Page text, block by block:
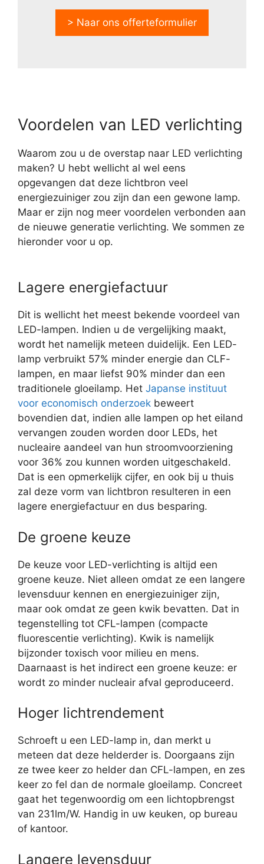
> Naar ons offerteformulier
Voordelen van LED verlichting
Waarom zou u de overstap naar LED verlichting
maken? U hebt wellicht al wel eens
opgevangen dat deze lichtbron veel
energiezuiniger zou zijn dan een gewone lamp.
Maar er zijn nog meer voordelen verbonden aan
de nieuwe generatie verlichting. We sommen ze
hieronder voor u op.
Lagere energiefactuur
Dit is wellicht het meest bekende voordeel van
LED-lampen. Indien u de vergelijking maakt,
wordt het namelijk meteen duidelijk. Een LED-
lamp verbruikt 57% minder energie dan CLF-
lampen, en maar liefst 90% minder dan een
traditionele gloeilamp. Het Japanse instituut
voor economisch onderzoek beweert
bovendien dat, indien alle lampen op het eiland
vervangen zouden worden door LEDs, het
nucleaire aandeel van hun stroomvoorziening
voor 36% zou kunnen worden uitgeschakeld.
Dat is een opmerkelijk cijfer, en ook bij u thuis
zal deze vorm van lichtbron resulteren in een
lagere energiefactuur en dus besparing.
De groene keuze
De keuze voor LED-verlichting is altijd een
groene keuze. Niet alleen omdat ze een langere
levensduur kennen en energiezuiniger zijn,
maar ook omdat ze geen kwik bevatten. Dat in
tegenstelling tot CFL-lampen (compacte
fluorescentie verlichting). Kwik is namelijk
bijzonder toxisch voor milieu en mens.
Daarnaast is het indirect een groene keuze: er
wordt zo minder nucleair afval geproduceerd.
Hoger lichtrendement
Schroeft u een LED-lamp in, dan merkt u
meteen dat deze helderder is. Doorgaans zijn
ze twee keer zo helder dan CFL-lampen, en zes
keer zo fel dan de normale gloeilamp. Concreet
gaat het tegenwoordig om een lichtopbrengst
van 231lm/W. Handig in uw keuken, op bureau
of kantoor.
Langere levensduur